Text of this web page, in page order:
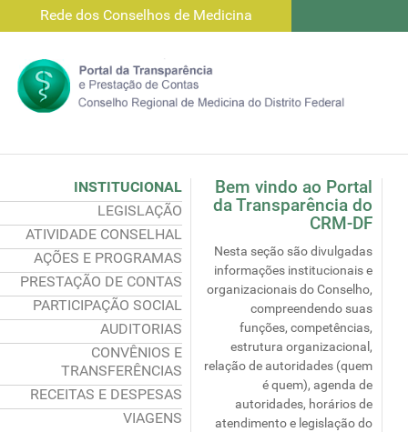
Rede dos Conselhos de Medicina
INSTITUCIONAL
LEGISLAÇÃO
ATIVIDADE CONSELHAL
AÇÕES E PROGRAMAS
PRESTAÇÃO DE CONTAS
PARTICIPAÇÃO SOCIAL
AUDITORIAS
CONVÊNIOS E
TRANSFERÊNCIAS
RECEITAS E DESPESAS
VIAGENS
Bem vindo ao Portal
da Transparência do
CRM-DF
Nesta seção são divulgadas
informações institucionais e
organizacionais do Conselho,
compreendendo suas
funções, competências,
estrutura organizacional,
relação de autoridades (quem
é quem), agenda de
autoridades, horários de
atendimento e legislação do